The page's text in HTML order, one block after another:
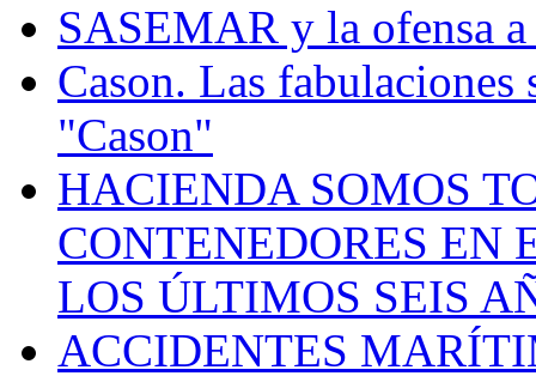
SASEMAR y la ofensa a
Cason. Las fabulaciones
"Cason"
HACIENDA SOMOS
CONTENEDORES EN
LOS ÚLTIMOS SEIS
ACCIDENTES